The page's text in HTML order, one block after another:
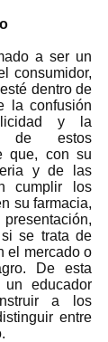
a ser un
consumidor,
dentro de
la confusión
y la
de estos
que, con su
y de las
cumplir los
su farmacia,
se trata de
el mercado o
De esta
educador
a los
entre